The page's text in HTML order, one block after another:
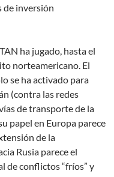
de inversión
ha jugado, hasta el
norteamericano. El
se ha activado para
(contra las redes
de transporte de la
papel en Europa parece
de la
Rusia parece el
de conflictos “fríos” y